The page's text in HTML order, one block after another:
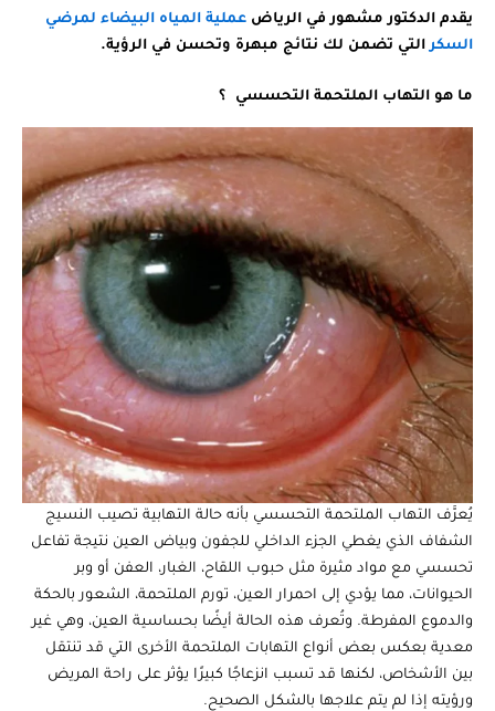
يقدم الدكتور مشهور في الرياض عملية المياه البيضاء لمرضي
السكر التي تضمن لك نتائج مبهرة وتحسن في الرؤية.
ما هو التهاب الملتحمة التحسسي ؟
يُعرَّف التهاب الملتحمة التحسسي بأنه حالة التهابية تصيب النسيج
الشفاف الذي يغطي الجزء الداخلي للجفون وبياض العين نتيجة تفاعل
تحسسي مع مواد مثيرة مثل حبوب اللقاح، الغبار، العفن أو وبر
الحيوانات، مما يؤدي إلى احمرار العين، تورم الملتحمة، الشعور بالحكة
والدموع المفرطة. وتُعرف هذه الحالة أيضًا بحساسية العين، وهي غير
معدية بعكس بعض أنواع التهابات الملتحمة الأخرى التي قد تنتقل
بين الأشخاص، لكنها قد تسبب انزعاجًا كبيرًا يؤثر على راحة المريض
ورؤيته إذا لم يتم علاجها بالشكل الصحيح.